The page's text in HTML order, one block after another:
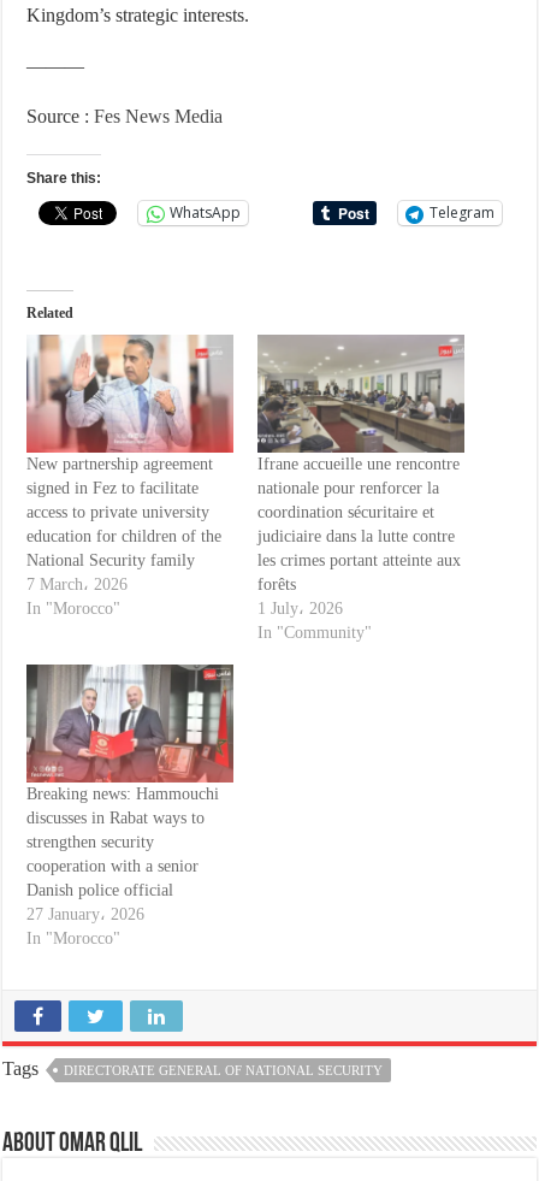
Kingdom’s strategic interests.
———
Source : Fes News Media
Share this:
WhatsApp Telegram
Related
New partnership agreement
signed in Fez to facilitate
access to private university
education for children of the
National Security family
7 March، 2026
In "Morocco"
Ifrane accueille une rencontre
nationale pour renforcer la
coordination sécuritaire et
judiciaire dans la lutte contre
les crimes portant atteinte aux
forêts
1 July، 2026
In "Community"
Breaking news: Hammouchi
discusses in Rabat ways to
strengthen security
cooperation with a senior
Danish police official
27 January، 2026
In "Morocco"
Tags DIRECTORATE GENERAL OF NATIONAL SECURITY
About omar qlil